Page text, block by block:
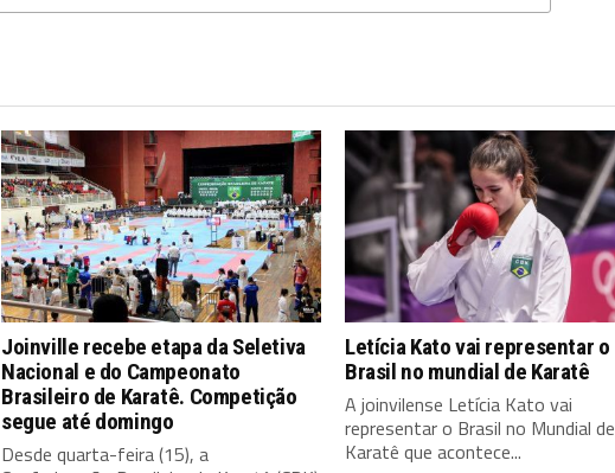
Joinville recebe etapa da Seletiva
Nacional e do Campeonato
Brasileiro de Karatê. Competição
segue até domingo
Desde quarta-feira (15), a
Letícia Kato vai representar o
Brasil no mundial de Karatê
A joinvilense Letícia Kato vai
representar o Brasil no Mundial de
Karatê que acontece...